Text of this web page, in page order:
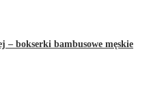
– bokserki bambusowe męskie